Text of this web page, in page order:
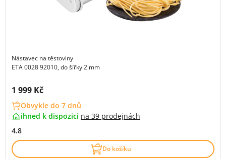
Nástavec na těstoviny
ETA 0028 92010, do šířky 2 mm
Cena s DPH:
1 999 Kč
Obvykle do 7 dnů
ihned k dispozici na 39 prodejnách
4.8
Do košíku